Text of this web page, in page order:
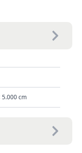
5.000 cm